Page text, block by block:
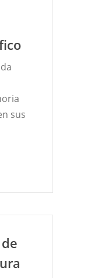
sus